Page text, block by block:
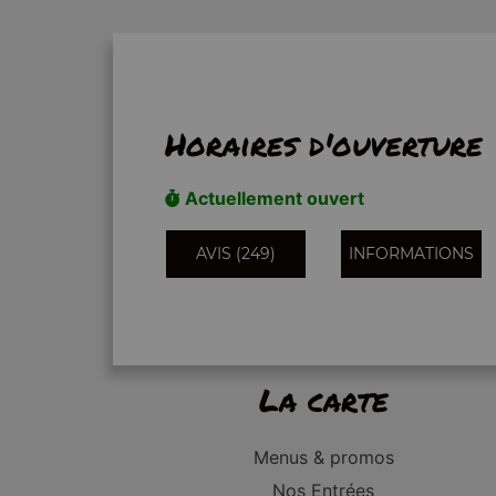
Horaires d'ouverture
Actuellement ouvert
AVIS (249) INFORMATIONS
La carte
Menus & promos
Nos Entrées